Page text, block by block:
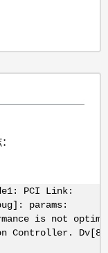
PCI Link:
params:
is not
Controller.